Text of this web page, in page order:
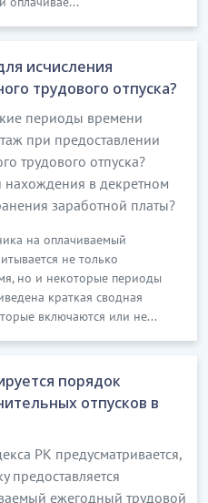
исчисления
трудового отпуска?
периоды времени
при предоставлении
трудового отпуска?
нахождения в декретном
заработной платы?
на оплачиваемый
не только
но и некоторые периоды
краткая сводная
включаются или не...
порядок
отпусков в
РК предусматривается,
предоставляется
ежегодный трудовой